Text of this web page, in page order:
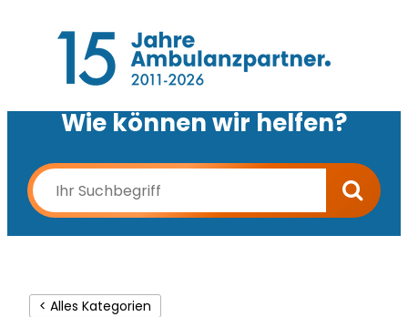
Wie können wir helfen?
< Alles Kategorien